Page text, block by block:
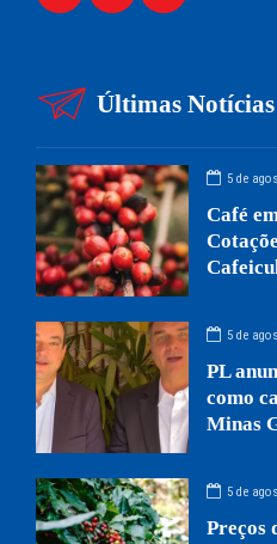
Últimas Notícias
5 de
Café
5 de
PL
como
Minas
5 de
Preços